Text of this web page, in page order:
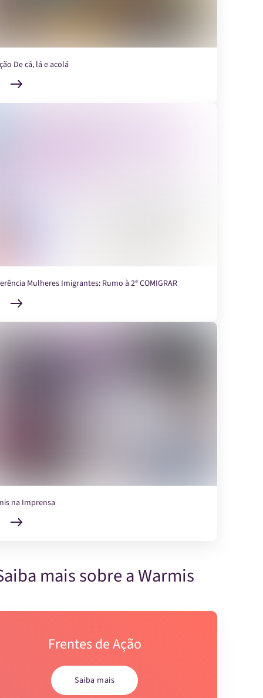
De cá, lá e acolá
Mulheres Imigrantes: Rumo à 2ª COMIGRAR
na Imprensa
mais sobre a Warmis
Frentes de Ação
Saiba mais